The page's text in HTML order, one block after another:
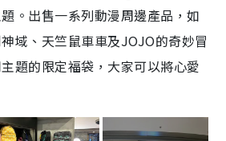
。出售一系列動漫周邊產品，如
域、天竺鼠車車及JOJO的奇妙冒
題的限定福袋 ，大家可以將心愛